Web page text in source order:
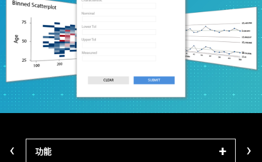
功能 学习
‹ ›